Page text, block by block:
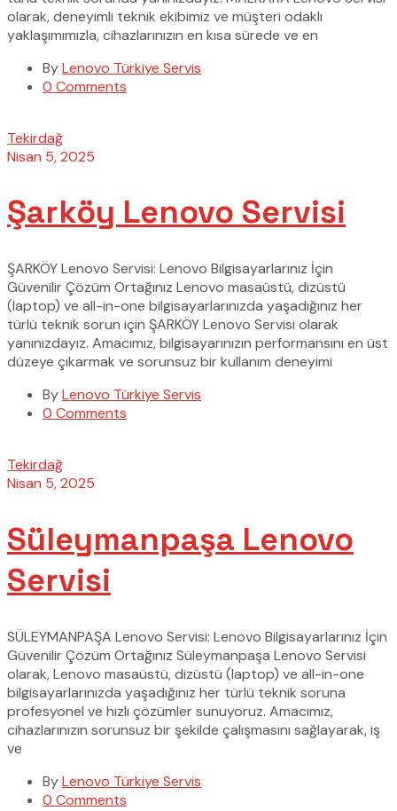
olarak, deneyimli teknik ekibimiz ve müşteri odaklı
yaklaşımımızla, cihazlarınızın en kısa sürede ve en
ByLenovo Türkiye Servis
0 Comments
Tekirdağ
Nisan 5, 2025
Şarköy Lenovo Servisi
ŞARKÖY Lenovo Servisi: Lenovo Bilgisayarlarınız İçin
Güvenilir Çözüm Ortağınız Lenovo masaüstü, dizüstü
(laptop) ve all-in-one bilgisayarlarınızda yaşadığınız her
türlü teknik sorun için ŞARKÖY Lenovo Servisi olarak
yanınızdayız. Amacımız, bilgisayarınızın performansını en üst
düzeye çıkarmak ve sorunsuz bir kullanım deneyimi
ByLenovo Türkiye Servis
0 Comments
Tekirdağ
Nisan 5, 2025
Süleymanpaşa Lenovo
Servisi
SÜLEYMANPAŞA Lenovo Servisi: Lenovo Bilgisayarlarınız İçin
Güvenilir Çözüm Ortağınız Süleymanpaşa Lenovo Servisi
olarak, Lenovo masaüstü, dizüstü (laptop) ve all-in-one
bilgisayarlarınızda yaşadığınız her türlü teknik soruna
profesyonel ve hızlı çözümler sunuyoruz. Amacımız,
cihazlarınızın sorunsuz bir şekilde çalışmasını sağlayarak, iş
ve
ByLenovo Türkiye Servis
0 Comments